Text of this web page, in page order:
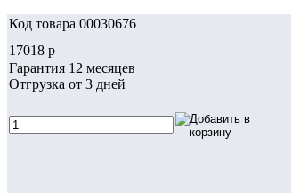
Код товара 00030676
17018 p
Гарантия 12 месяцев
Отгрузка от 3 дней